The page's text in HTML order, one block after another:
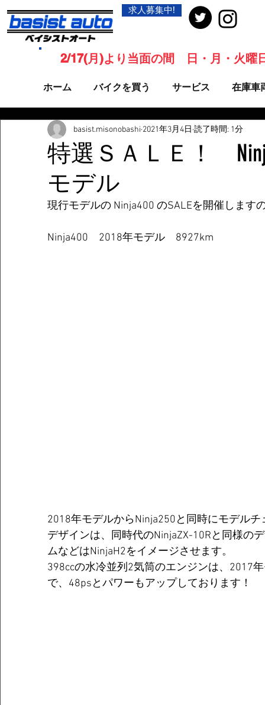
求人募集中!
ホーム バイクを買う サービス 在庫車
2/17(月)より当面の間 日・月・火曜
特選ＳＡＬＥ！
モデル
basist.misonobashi 2021年3月4日 読了時間: 1分
現行モデルの Ninja400 のSALEを開催します
Ninja400　2018年モデル　8927km
2018年モデルからNinja250と同時にモデル
デザインは、同時代のNinjaZX-10Rと同様の
ムなどはNinjaH2をイメージさせます。
398ccの水冷並列2気筒のエンジンは、2017
で、48psとパワーもアップしております！